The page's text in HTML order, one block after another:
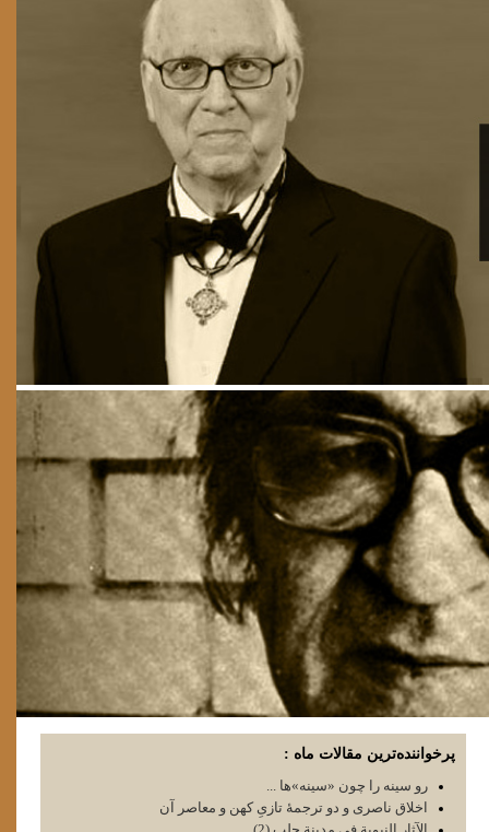
پرخواننده‌ترین مقالات ماه :
رو سینه را چون «سینه»ها ...
اخلاق ناصری و دو ترجمۀ تازیِ کهن و معاصر آن